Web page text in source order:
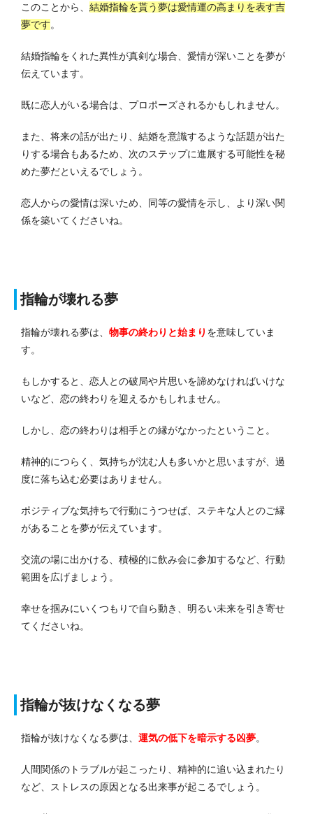
このことから、 結婚指輪を貰う夢は愛情運の高まりを表す吉
夢です。
結婚指輪をくれた異性が真剣な場合、愛情が深いことを夢が
伝えています。
既に恋人がいる場合は、プロポーズされるかもしれません。
また、将来の話が出たり、結婚を意識するような話題が出た
りする場合もあるため、次のステップに進展する可能性を秘
めた夢だといえるでしょう。
恋人からの愛情は深いため、同等の愛情を示し、より深い関
係を築いてくださいね。
指輪が壊れる夢
指輪が壊れる夢は、 物事の終わりと始まり を意味していま
す。
もしかすると、恋人との破局や片思いを諦めなければいけな
いなど、恋の終わりを迎えるかもしれません。
しかし、恋の終わりは相手との縁がなかったということ。
精神的につらく、気持ちが沈む人も多いかと思いますが、過
度に落ち込む必要はありません。
ポジティブな気持ちで行動にうつせば、ステキな人とのご縁
があることを夢が伝えています。
交流の場に出かける、積極的に飲み会に参加するなど、行動
範囲を広げましょう。
幸せを掴みにいくつもりで自ら動き、明るい未来を引き寄せ
てくださいね。
指輪が抜けなくなる夢
指輪が抜けなくなる夢は、 運気の低下を暗示する凶夢。
人間関係のトラブルが起こったり、精神的に追い込まれたり
など、ストレスの原因となる出来事が起こるでしょう。